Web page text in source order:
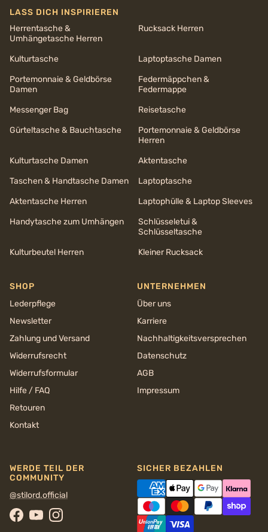
LASS DICH INSPIRIEREN
Herrentasche &
Umhängetasche Herren
Rucksack Herren
Kulturtasche
Laptoptasche Damen
Portemonnaie & Geldbörse
Damen
Federmäppchen &
Federmappe
Messenger Bag
Reisetasche
Gürteltasche & Bauchtasche
Portemonnaie & Geldbörse
Herren
Kulturtasche Damen
Aktentasche
Taschen & Handtasche Damen
Laptoptasche
Aktentasche Herren
Laptophülle & Laptop Sleeves
Handytasche zum Umhängen
Schlüsseletui &
Schlüsseltasche
Kulturbeutel Herren
Kleiner Rucksack
SHOP
Lederpflege
Newsletter
Zahlung und Versand
Widerrufsrecht
Widerrufsformular
Hilfe / FAQ
Retouren
Kontakt
UNTERNEHMEN
Über uns
Karriere
Nachhaltigkeits­versprechen
Datenschutz
AGB
Impressum
WERDE TEIL DER
COMMUNITY
@stilord.official
Facebook
YouTubeInstagram
SICHER BEZAHLEN